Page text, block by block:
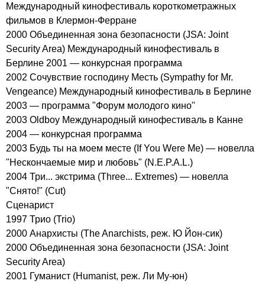
Международный кинофестиваль короткометражных
фильмов в Клермон-Ферране
2000 Объединенная зона безопасности (JSA: Joint
Security Area) Международный кинофестиваль в
Берлине 2001 — конкурсная программа
2002 Сочувствие господину Месть (Sympathy for Mr.
Vengeance) Международный кинофестиваль в Берлине
2003 — программа "Форум молодого кино"
2003 Oldboy Международный кинофестиваль в Канне
2004 — конкурсная программа
2003 Будь ты на моем месте (If You Were Me) — новелла
"Нескончаемые мир и любовь" (N.E.P.A.L.)
2004 Три... экстрима (Three... Extremes) — новелла
"Снято!" (Cut)
Сценарист
1997 Трио (Trio)
2000 Анархисты (The Anarchists, реж. Ю Йон-сик)
2000 Объединенная зона безопасности (JSA: Joint
Security Area)
2001 Гуманист (Humanist, реж. Ли Му-юн)